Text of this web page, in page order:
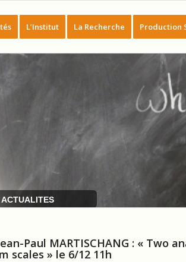
L’Institut La Recherche Production
ACTUALITES
Paul MARTISCHANG : « Two
scales » le 6/12 11h